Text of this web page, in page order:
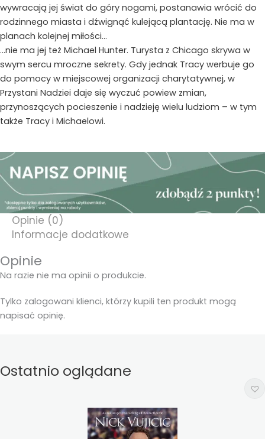
wywracają jej świat do góry nogami, postanawia wrócić do
rodzinnego miasta i dźwignąć kulejącą plantację. Nie ma w
planach kolejnej miłości…
…nie ma jej też Michael Hunter. Turysta z Chicago skrywa w
swym sercu mroczne sekrety. Gdy jednak Tracy werbuje go
do pomocy w miejscowej organizacji charytatywnej, w
Przystani Nadziei daje się wyczuć powiew zmian,
przynoszących pocieszenie i nadzieję wielu ludziom – w tym
także Tracy i Michaelowi.
Opinie (0)
Informacje dodatkowe
Opinie
Na razie nie ma opinii o produkcie.
Tylko zalogowani klienci, którzy kupili ten produkt mogą
napisać opinię.
Ostatnio oglądane